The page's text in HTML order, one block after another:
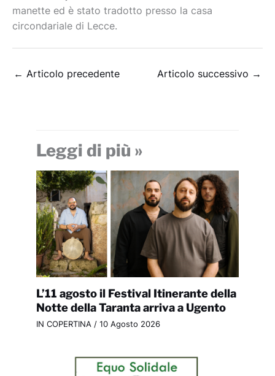
manette ed è stato tradotto presso la casa
circondariale di Lecce.
← Articolo precedente Articolo successivo →
Leggi di più »
L’11 agosto il Festival Itinerante della
Notte della Taranta arriva a Ugento
IN COPERTINA / 10 Agosto 2026